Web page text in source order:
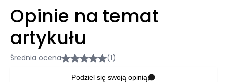
Opinie na temat
artykułu
Średnia ocena (1)
Podziel się swoją opinią